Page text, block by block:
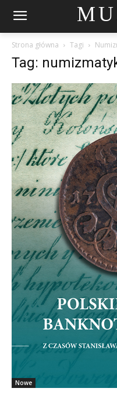
Strona główna Tagi
Tag:
Nowe